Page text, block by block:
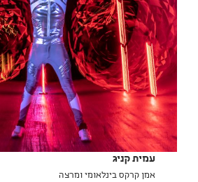
עמית קניג
אמן קרקס בינלאומי ומרצה